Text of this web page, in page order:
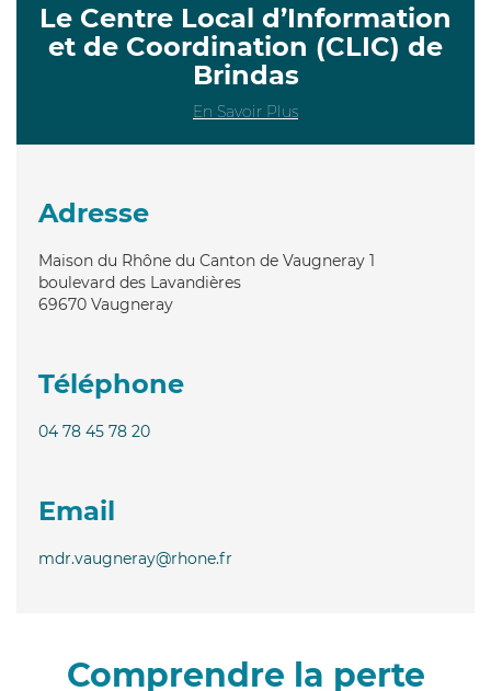
Le Centre Local d’Information
et de Coordination (CLIC) de
Brindas
En Savoir Plus
Adresse
Maison du Rhône du Canton de Vaugneray 1
boulevard des Lavandières
69670 Vaugneray
Téléphone
04 78 45 78 20
Email
mdr.vaugneray@rhone.fr
Comprendre la perte